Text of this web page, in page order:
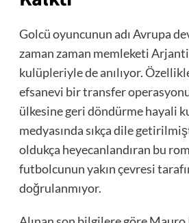
Golcü oyuncunun adı Avrupa
zaman zaman memleketi
kulüpleriyle de anılıyor.
efsanevi bir transfer
ülkesine geri döndürme hayali
medyasında sıkça dile
oldukça heyecanlandıran bu
futbolcunun yakın çevresi
doğrulanmıyor.